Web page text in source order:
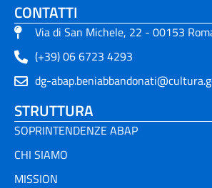
CONTATTI
Via di San Michele, 22 - 00153
(+39) 06 6723 4293
dg-
STRUTTURA
SOPRINTENDENZE ABAP
CHI SIAMO
MISSION